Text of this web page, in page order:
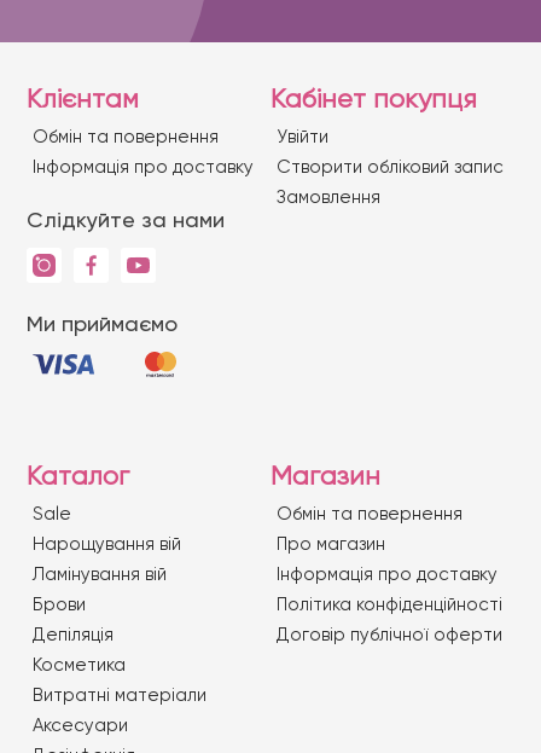
Клієнтам
Обмін та повернення
Iнформація про доставку
Слідкуйте за нами
Ми приймаємо
Кабінет покупця
Увійти
Створити обліковий запис
Замовлення
Каталог
Sale
Нарощування вій
Ламінування вій
Брови
Депіляція
Косметика
Витратні матеріали
Аксесуари
Магазин
Обмін та повернення
Про магазин
Iнформація про доставку
Політика конфіденційності
Договір публічної оферти